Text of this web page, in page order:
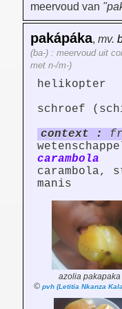
meervoud van
pakápáka, mv.
(ba-) : meervoud uit
met n-/m-)
helikopter
schroef
context :
carambola
carambola,
manis
azolia pakapaka
© pvh (Letitia Nkanza